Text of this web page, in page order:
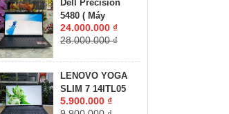
RTX 3070 Ti 8GB
GDDR6 MÀN HÌNH
: 16.0'' Inch
Dell Precision
5480 ( Máy
LikeNew-CHUYÊN
ĐỒ HỌA GIÁ RẺ
512GB RTX A1000
6GB MÀN HÌNH :
14″ FHD IPS 60Hz
24.000.000 ₫
28.000.000 ₫
LENOVO YOGA
SLIM 7 14ITL05
RAM 8GB SSD
5.900.000 ₫